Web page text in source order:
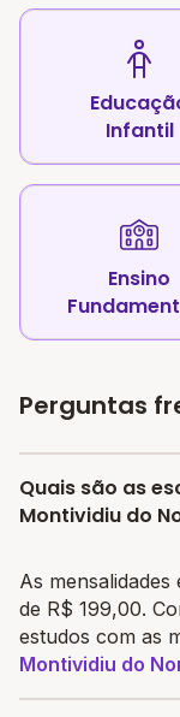
Infantil
Ensino
Perguntas
Quais são as
Montividiu do
As
de R$ 199,00.
estudos com as
Montividiu do